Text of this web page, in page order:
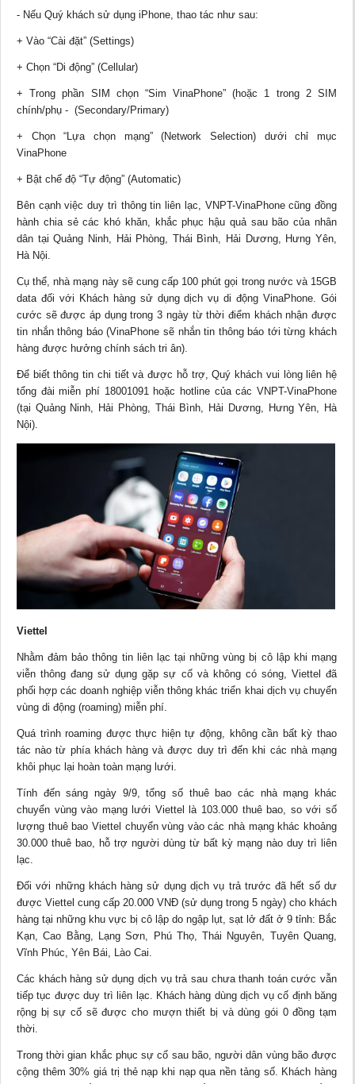
- Nếu Quý khách sử dụng iPhone, thao tác như sau:
+ Vào “Cài đặt” (Settings)
+ Chọn “Di động” (Cellular)
+ Trong phần SIM chọn “Sim VinaPhone” (hoặc 1 trong 2 SIM
chính/phụ - (Secondary/Primary)
+ Chọn “Lựa chọn mạng” (Network Selection) dưới chỉ mục
VinaPhone
+ Bật chế độ “Tự động” (Automatic)
Bên cạnh việc duy trì thông tin liên lạc, VNPT-VinaPhone cũng đồng
hành chia sẻ các khó khăn, khắc phục hậu quả sau bão của nhân
dân tại Quảng Ninh, Hải Phòng, Thái Bình, Hải Dương, Hưng Yên,
Hà Nội.
Cụ thể , nhà mạng này sẽ cung cấp 100 phút gọi trong nước và 15GB
data đối với Khách hàng sử dụng dịch vụ di động VinaPhone. Gói
cước sẽ được áp dụng trong 3 ngày từ thời điểm khách nhận được
tin nhắn thông báo (VinaPhone sẽ nhắn tin thông báo tới từng khách
hàng được hưởng chính sách tri ân).
Để biết thông tin chi tiết và được hỗ trợ, Quý khách vui lòng liên hệ
tổng đài miễn phí 18001091 hoặc hotline của các VNPT-VinaPhone
(tại Quảng Ninh, Hải Phòng, Thái Bình, Hải Dương, Hưng Yên, Hà
Nội).
Viettel
Nhằm đảm bảo thông tin liên lạc tại những vùng bị cô lập khi mạng
viễn thông đang sử dụng gặp sự cố và không có sóng, Viettel đã
phối hợp các doanh nghiệp viễn thông khác triển khai dịch vụ chuyển
vùng di động (roaming) miễn phí.
Quá trình roaming được thực hiện tự động, không cần bất kỳ thao
tác nào từ phía khách hàng và được duy trì đến khi các nhà mạng
khôi phục lại hoàn toàn mạng lưới.
Tính đến sáng ngày 9/9, tổng số thuê bao các nhà mạng khác
chuyển vùng vào mạng lưới Viettel là 103.000 thuê bao, so với số
lượng thuê bao Viettel chuyển vùng vào các nhà mạng khác khoảng
30.000 thuê bao, hỗ trợ người dùng từ bất kỳ mạng nào duy trì liên
lạc.
Đối với những khách hàng sử dụng dịch vụ trả trước đã hết số dư
được Viettel cung cấp 20.000 VNĐ (sử dụng trong 5 ngày) cho khách
hàng tại những khu vực bị cô lập do ngập lụt, sạt lở đất ở 9 tỉnh: Bắc
Kạn, Cao Bằng, Lạng Sơn, Phú Thọ, Thái Nguyên, Tuyên Quang,
Vĩnh Phúc, Yên Bái, Lào Cai.
Các khách hàng sử dụng dịch vụ trả sau chưa thanh toán cước vẫn
tiếp tục được duy trì liên lạc. Khách hàng dùng dịch vụ cố định băng
rộng bị sự cố sẽ được cho mượn thiết bị và dùng gói 0 đồng tạm
thời.
Trong thời gian khắc phục sự cố sau bão, người dân vùng bão được
cộng thêm 30% giá trị thẻ nạp khi nạp qua nền tảng số. Khách hàng